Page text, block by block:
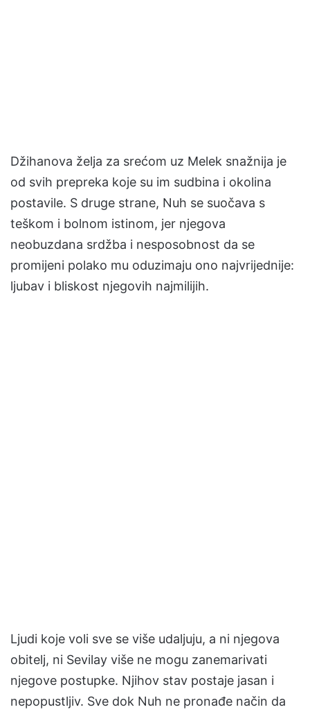
Džihanova želja za srećom uz Melek snažnija je
od svih prepreka koje su im sudbina i okolina
postavile. S druge strane, Nuh se suočava s
teškom i bolnom istinom, jer njegova
neobuzdana srdžba i nesposobnost da se
promijeni polako mu oduzimaju ono najvrijednije:
ljubav i bliskost njegovih najmilijih.
Ljudi koje voli sve se više udaljuju, a ni njegova
obitelj, ni Sevilay više ne mogu zanemarivati
njegove postupke. Njihov stav postaje jasan i
nepopustljiv. Sve dok Nuh ne pronađe način da